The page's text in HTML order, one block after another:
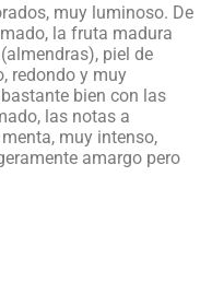
muy luminoso. De
la fruta madura
piel de
redondo y muy
bien con las
las notas a
muy intenso,
amargo pero